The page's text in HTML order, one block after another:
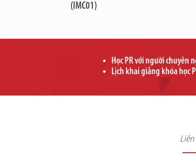
(IMC01)
Học PR với người chuyên
Lịch khai giảng khóa học